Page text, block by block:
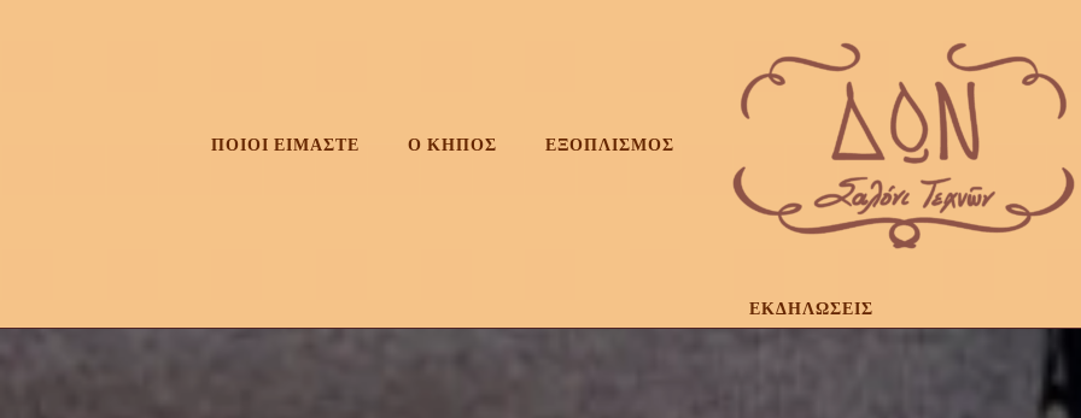
ΠΟΙΟΙ ΕΙΜΑΣΤΕ Ο ΚΗΠΟΣ ΕΞΟΠΛΙΣΜΟΣ
ΕΚΔΗΛΩΣΕΙΣ